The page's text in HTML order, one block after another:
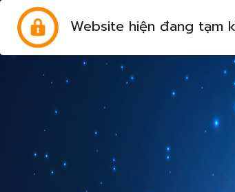
Website hiện đang tạm